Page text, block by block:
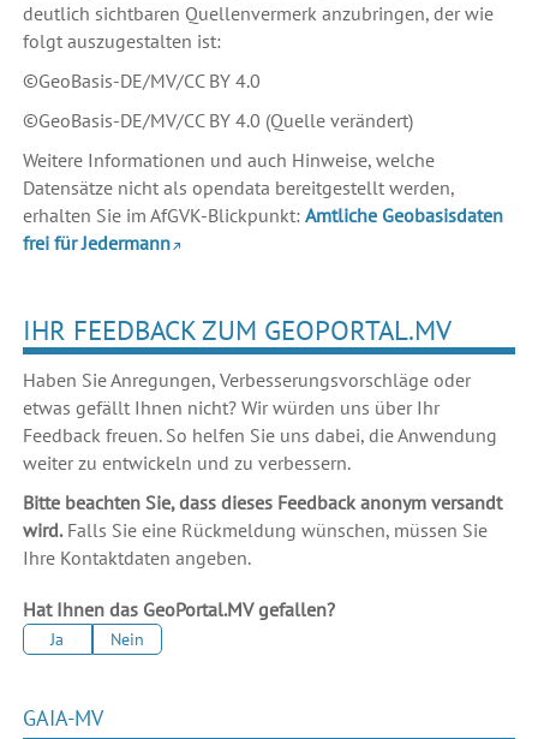
deutlich sichtbaren Quellenvermerk anzubringen, der wie
folgt auszugestalten ist:
©GeoBasis-DE/MV/CC BY 4.0
©GeoBasis-DE/MV/CC BY 4.0 (Quelle verändert)
Weitere Informationen und auch Hinweise, welche
Datensätze nicht als opendata bereitgestellt werden,
erhalten Sie im AfGVK-Blickpunkt: Amtliche Geobasisdaten
frei für Jedermann
IHR FEEDBACK ZUM GEOPORTAL.MV
Haben Sie Anregungen, Verbesserungsvorschläge oder
etwas gefällt Ihnen nicht? Wir würden uns über Ihr
Feedback freuen. So helfen Sie uns dabei, die Anwendung
weiter zu entwickeln und zu verbessern.
Bitte beachten Sie, dass dieses Feedback anonym versandt
wird.Falls Sie eine Rückmeldung wünschen, müssen Sie
Ihre Kontaktdaten angeben.
Hat Ihnen das GeoPortal.MV gefallen?
Ja Nein
GAIA-MV